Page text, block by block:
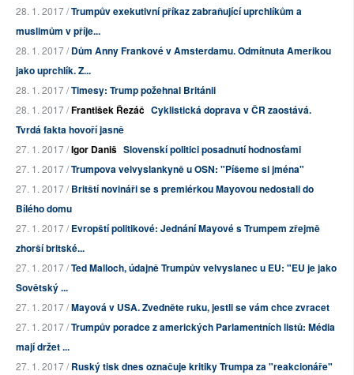
28. 1. 2017 /Trumpův exekutivní příkaz zabraňující uprchlíkům a
muslimům v příje...
28. 1. 2017 /Dům Anny Frankové v Amsterdamu. Odmítnuta Amerikou
jako uprchlík. Z...
28. 1. 2017 /Timesy: Trump požehnal Británii
28. 1. 2017 /František Řezáč Cyklistická doprava v ČR zaostává.
Tvrdá fakta hovoří jasně
27. 1. 2017 /Igor Daniš Slovenskí politici posadnutí hodnosťami
27. 1. 2017 /Trumpova velvyslankyně u OSN: "Píšeme si jména"
27. 1. 2017 /Britští novináři se s premiérkou Mayovou nedostali do
Bílého domu
27. 1. 2017 /Evropští politikové: Jednání Mayové s Trumpem zřejmě
zhorší britské...
27. 1. 2017 /Ted Malloch, údajně Trumpův velvyslanec u EU: "EU je jako
Sovětský ...
27. 1. 2017 /Mayová v USA. Zvedněte ruku, jestli se vám chce zvracet
27. 1. 2017 /Trumpův poradce z amerických Parlamentních listů: Média
mají držet ...
27. 1. 2017 /Ruský tisk dnes označuje kritiky Trumpa za "reakcionáře"